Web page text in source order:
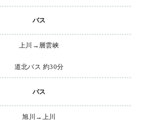
バス
上川→層雲峡
道北バス 約30分
バス
旭川→上川